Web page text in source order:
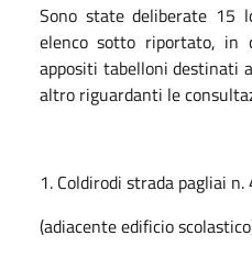
Sono state deliberate 15
elenco sotto riportato, in
appositi tabelloni destinati
altro riguardanti le
1. Coldirodi strada pagliai
(adiacente edificio